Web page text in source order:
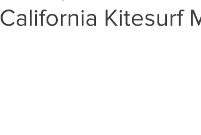
California Kitesurf